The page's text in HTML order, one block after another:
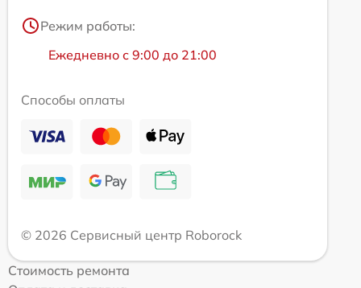
Режим работы:
Ежедневно с 9:00 до 21:00
Способы оплаты
© 2026 Сервисный центр Roborock
Стоимость ремонта